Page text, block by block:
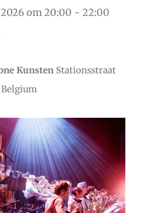
om 20:00 - 22:00
Kunsten Stationsstraat